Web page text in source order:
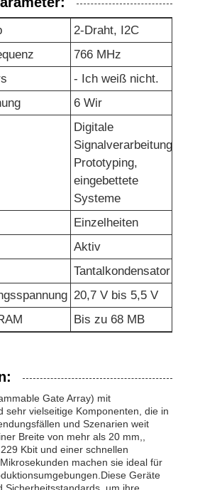
2-Draht, I2C
766 MHz
- Ich weiß nicht.
6 Wir
Digitale
Signalverarbeitung,
Prototyping,
eingebettete
Systeme
Einzelheiten
Aktiv
Tantalkondensator
20,7 V bis 5,5 V
Bis zu 68 MB
Gate Array) mit
sehr vielseitige Komponenten, die in
und Szenarien weit
Breite von mehr als 20 mm,,
Kbit und einer schnellen
machen sie ideal für
Geräte
Sicherheitsstandards, um ihre